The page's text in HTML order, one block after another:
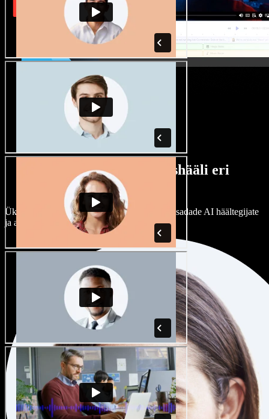
Lai valik mees- ja naishääli eri
aktsentidega
Ükski projekt ei pea kõlama ühtemoodi. Vali sadade AI häältegijate
ja aktsentide hulgast ning kohanda neid.